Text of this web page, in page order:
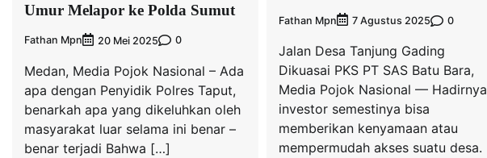
Umur Melapor ke Polda Sumut
Fathan Mpn 20 Mei 2025 0
Medan, Media Pojok Nasional – Ada
apa dengan Penyidik Polres Taput,
benarkah apa yang dikeluhkan oleh
masyarakat luar selama ini benar –
benar terjadi Bahwa […]
Fathan Mpn 7 Agustus 2025 0
Jalan Desa Tanjung Gading
Dikuasai PKS PT SAS Batu Bara,
Media Pojok Nasional — Hadirnya
investor semestinya bisa
memberikan kenyamaan atau
mempermudah akses suatu desa.